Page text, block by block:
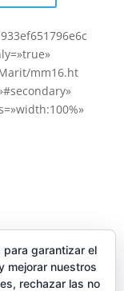
mm16.ht
de España
garantizar el
mejorar nuestros
rechazar las no